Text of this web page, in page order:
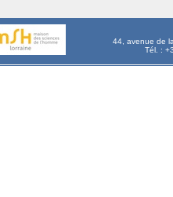
44, avenue de
Tél. :